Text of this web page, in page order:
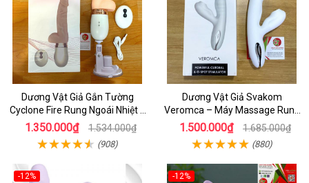
Dương Vật Giả Gắn Tường
Cyclone Fire Rung Ngoái Nhiệt 7
Chế Độ Silicon Cao Cấp
1.350.000₫ 1.534.000₫
(908)
Dương Vật Giả Svakom
Veromca – Máy Massage Rung
Thụt, Bú Mút Âm Vật & Điểm G
Cao Cấp
1.500.000₫ 1.685.000₫
(880)
-12%
-12%